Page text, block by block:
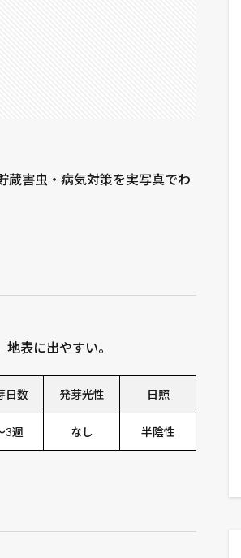
蔵害虫・病気対策を実写真でわ
表に出やすい。
日数 発芽光性 日照
3週 なし 半陰性